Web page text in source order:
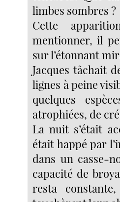
limbes sombres ?
Cette
mentionner, il
sur l’étonnant
Jacques tâchait
lignes à peine
quelques
atrophiées, de
La nuit s’était
était happé par
dans un casse-
capacité de
resta